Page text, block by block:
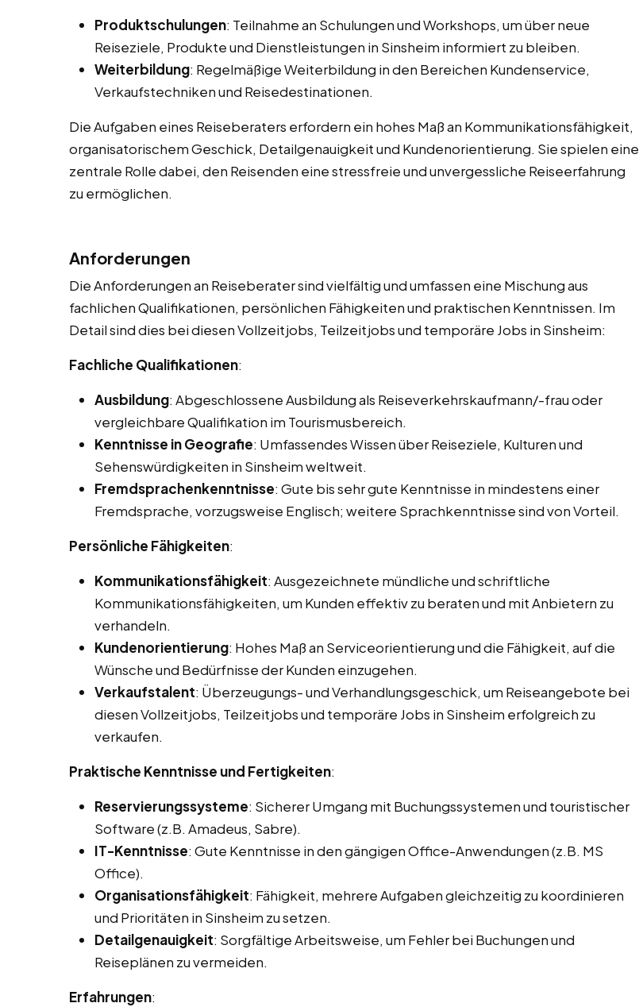
Produktschulungen: Teilnahme an Schulungen und Workshops, um über neue
Reiseziele, Produkte und Dienstleistungen in Sinsheim informiert zu bleiben.
Weiterbildung: Regelmäßige Weiterbildung in den Bereichen Kundenservice,
Verkaufstechniken und Reisedestinationen.
Die Aufgaben eines Reiseberaters erfordern ein hohes Maß an Kommunikationsfähigkeit,
organisatorischem Geschick, Detailgenauigkeit und Kundenorientierung. Sie spielen eine
zentrale Rolle dabei, den Reisenden eine stressfreie und unvergessliche Reiseerfahrung
zu ermöglichen.
Anforderungen
Die Anforderungen an Reiseberater sind vielfältig und umfassen eine Mischung aus
fachlichen Qualifikationen, persönlichen Fähigkeiten und praktischen Kenntnissen. Im
Detail sind dies bei diesen Vollzeitjobs, Teilzeitjobs und temporäre Jobs in Sinsheim:
Fachliche Qualifikationen:
Ausbildung: Abgeschlossene Ausbildung als Reiseverkehrskaufmann/-frau oder
vergleichbare Qualifikation im Tourismusbereich.
Kenntnisse in Geografie: Umfassendes Wissen über Reiseziele, Kulturen und
Sehenswürdigkeiten in Sinsheim weltweit.
Fremdsprachenkenntnisse: Gute bis sehr gute Kenntnisse in mindestens einer
Fremdsprache, vorzugsweise Englisch; weitere Sprachkenntnisse sind von Vorteil.
Persönliche Fähigkeiten:
Kommunikationsfähigkeit: Ausgezeichnete mündliche und schriftliche
Kommunikationsfähigkeiten, um Kunden effektiv zu beraten und mit Anbietern zu
verhandeln.
Kundenorientierung: Hohes Maß an Serviceorientierung und die Fähigkeit, auf die
Wünsche und Bedürfnisse der Kunden einzugehen.
Verkaufstalent: Überzeugungs- und Verhandlungsgeschick, um Reiseangebote bei
diesen Vollzeitjobs, Teilzeitjobs und temporäre Jobs in Sinsheim erfolgreich zu
verkaufen.
Praktische Kenntnisse und Fertigkeiten:
Reservierungssysteme: Sicherer Umgang mit Buchungssystemen und touristischer
Software (z.B. Amadeus, Sabre).
IT-Kenntnisse: Gute Kenntnisse in den gängigen Office-Anwendungen (z.B. MS
Office).
Organisationsfähigkeit: Fähigkeit, mehrere Aufgaben gleichzeitig zu koordinieren
und Prioritäten in Sinsheim zu setzen.
Detailgenauigkeit: Sorgfältige Arbeitsweise, um Fehler bei Buchungen und
Reiseplänen zu vermeiden.
Erfahrungen: